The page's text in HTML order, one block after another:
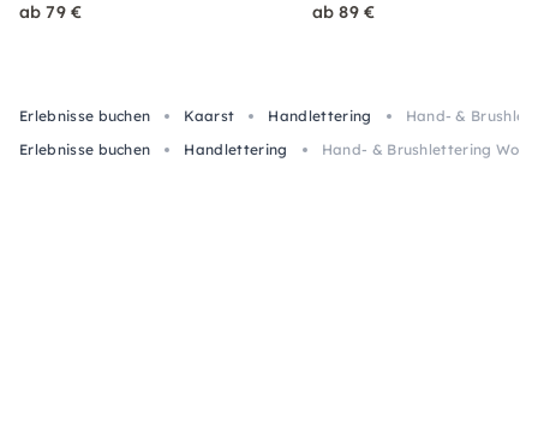
ab 79 € ab 89 €
Erlebnisse buchen Kaarst Handlettering
Hand- &
Erlebnisse buchen
Handlettering Hand- & Brushlettering